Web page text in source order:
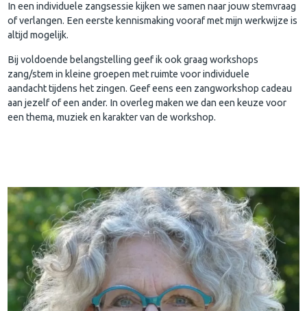
In een individuele zangsessie kijken we samen naar jouw stemvraag
of verlangen. Een eerste kennismaking vooraf met mijn werkwijze is
altijd mogelijk.
Bij voldoende belangstelling geef ik ook graag workshops
zang/stem in kleine groepen met ruimte voor individuele
aandacht tijdens het zingen. Geef eens een zangworkshop cadeau
aan jezelf of een ander. In overleg maken we dan een keuze voor
een thema, muziek en karakter van de workshop.